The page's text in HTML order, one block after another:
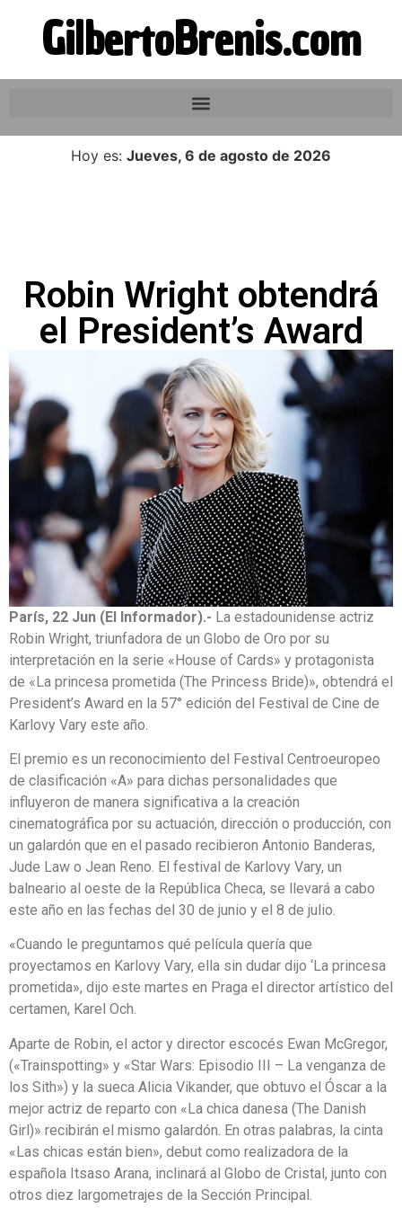
GilbertoBrenis.com
Hoy es: Jueves, 6 de agosto de 2026
Robin Wright obtendrá
el President’s Award
París, 22 Jun (El Informador).- La estadounidense actriz
Robin Wright, triunfadora de un Globo de Oro por su
interpretación en la serie «House of Cards» y protagonista
de «La princesa prometida (The Princess Bride)», obtendrá el
President’s Award en la 57° edición del Festival de Cine de
Karlovy Vary este año.
El premio es un reconocimiento del Festival Centroeuropeo
de clasificación «A» para dichas personalidades que
influyeron de manera significativa a la creación
cinematográfica por su actuación, dirección o producción, con
un galardón que en el pasado recibieron Antonio Banderas,
Jude Law o Jean Reno. El festival de Karlovy Vary, un
balneario al oeste de la República Checa, se llevará a cabo
este año en las fechas del 30 de junio y el 8 de julio.
«Cuando le preguntamos qué película quería que
proyectamos en Karlovy Vary, ella sin dudar dijo ‘La princesa
prometida», dijo este martes en Praga el director artístico del
certamen, Karel Och.
Aparte de Robin, el actor y director escocés Ewan McGregor,
(«Trainspotting» y «Star Wars: Episodio III – La venganza de
los Sith») y la sueca Alicia Vikander, que obtuvo el Óscar a la
mejor actriz de reparto con «La chica danesa (The Danish
Girl)» recibirán el mismo galardón. En otras palabras, la cinta
«Las chicas están bien», debut como realizadora de la
española Itsaso Arana, inclinará al Globo de Cristal, junto con
otros diez largometrajes de la Sección Principal.